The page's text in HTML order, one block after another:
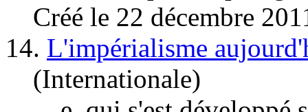
Créé le 22 décembre
14. L'impérialisme
(Internationale)